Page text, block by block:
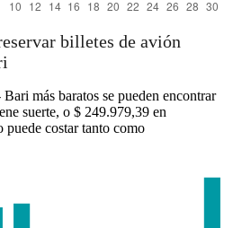
billetes de avión
más baratos se pueden encontrar
suerte, o $ 249.979,39 en
costar tanto como